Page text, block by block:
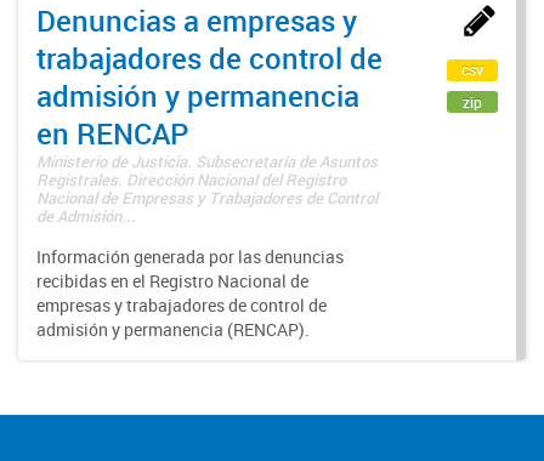
Denuncias a empresas y
trabajadores de control de
admisión y permanencia
en RENCAP
Ministerio de Justicia. Subsecretaría de Asuntos
Registrales. Dirección Nacional del Registro
Nacional de Empresas y Trabajadores de Control
de Admisión...
Información generada por las denuncias
recibidas en el Registro Nacional de
empresas y trabajadores de control de
admisión y permanencia (RENCAP).
csv
zip